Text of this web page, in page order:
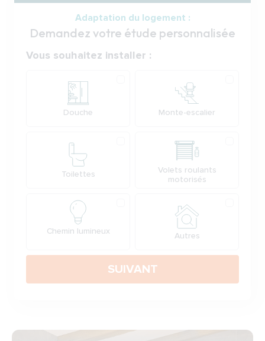
Adaptation du logement :
Demandez votre étude personnalisée
Votre demande
Vous souhaitez installer :
Douche
Toilettes
Chemin lumineux
Monte-escalier
Volets roulants
motorisés
Autres
SUIVANT